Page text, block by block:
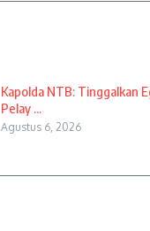
Kapolda NTB: Tinggalkan
Pelay ...
Agustus 6, 2026